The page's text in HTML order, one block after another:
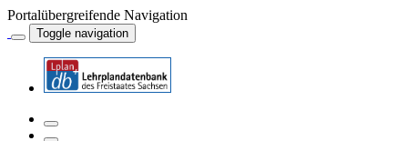
Portalübergreifende Navigation
Toggle navigation